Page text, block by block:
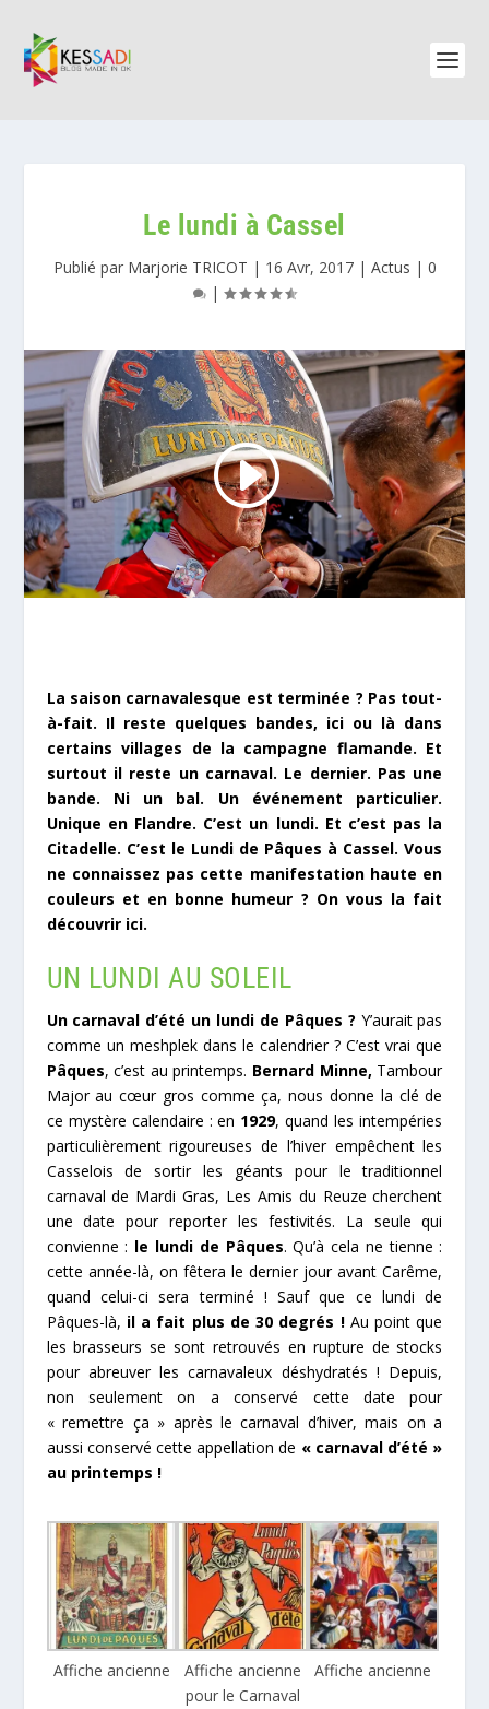
Le lundi à Cassel
Publié par Marjorie TRICOT | 16 Avr, 2017| Actus | 0
|
La saison carnavalesque est terminée ? Pas tout-
à-fait. Il reste quelques bandes, ici ou là dans
certains villages de la campagne flamande. Et
surtout il reste un carnaval. Le dernier. Pas une
bande. Ni un bal. Un événement particulier.
Unique en Flandre. C’est un lundi. Et c’est pas la
Citadelle. C’est le Lundi de Pâques à Cassel. Vous
ne connaissez pas cette manifestation haute en
couleurs et en bonne humeur ? On vous la fait
découvrir ici.
UN LUNDI AU SOLEIL
Un carnaval d’été un lundi de Pâques ? Y’aurait pas
comme un meshplek dans le calendrier ? C’est vrai que
Pâques, c’est au printemps. Bernard Minne, Tambour
Major au cœur gros comme ça, nous donne la clé de
ce mystère calendaire : en 1929, quand les intempéries
particulièrement rigoureuses de l’hiver empêchent les
Casselois de sortir les géants pour le traditionnel
carnaval de Mardi Gras, Les Amis du Reuze cherchent
une date pour reporter les festivités. La seule qui
convienne : le lundi de Pâques. Qu’à cela ne tienne :
cette année-là, on fêtera le dernier jour avant Carême,
quand celui-ci sera terminé ! Sauf que ce lundi de
Pâques-là, il a fait plus de 30 degrés ! Au point que
les brasseurs se sont retrouvés en rupture de stocks
pour abreuver les carnavaleux déshydratés ! Depuis,
non seulement on a conservé cette date pour
« remettre ça » après le carnaval d’hiver, mais on a
aussi conservé cette appellation de « carnaval d’été »
au printemps !
Affiche ancienne
Affiche ancienne
pour le Carnaval
Affiche ancienne